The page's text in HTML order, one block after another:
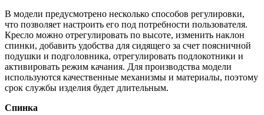
В модели предусмотрено несколько способов регулировки,
что позволяет настроить его под потребности пользователя.
Кресло можно отрегулировать по высоте, изменить наклон
спинки, добавить удобства для сидящего за счет поясничной
подушки и подголовника, отрегулировать подлокотники и
активировать режим качания. Для производства модели
используются качественные механизмы и материалы, поэтому
срок службы изделия будет длительным.
Спинка